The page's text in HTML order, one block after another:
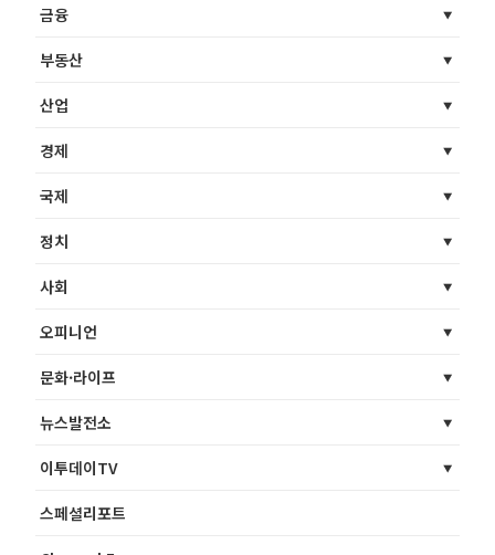
금융
부동산
산업
경제
국제
정치
사회
오피니언
문화·라이프
뉴스발전소
이투데이TV
스페셜리포트